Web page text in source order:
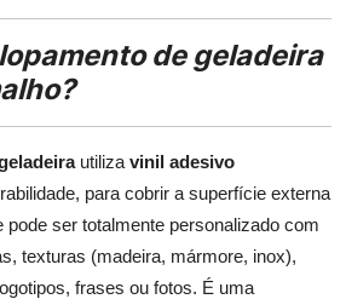
de geladeira
utiliza vinil adesivo
para cobrir a superfície externa
pode ser totalmente personalizado com
texturas (madeira, mármore, inox),
frases ou fotos. É uma